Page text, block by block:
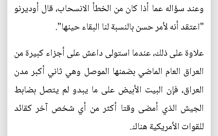
وعند سؤاله عما أذا كان من الخطأ الانسحاب، قال أوديرنو
"اعتقد أنه لأمر حسن بالنسبة لنا البقاء حينها".
علاوة على ذلك، عندما استولى داعش على أجزاء كبيرة من
العراق العام الماضي بضمنها الموصل وهي ثاني أكبر مدن
العراق، فإن البيت الأبيض على ما يبدو لم يتصل بضابط
الجيش الذي أمضى وقتا أكثر من أي شخص آخر كقائد
للقوات الأمريكية هناك.